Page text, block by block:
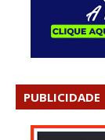
PUBLICIDADE